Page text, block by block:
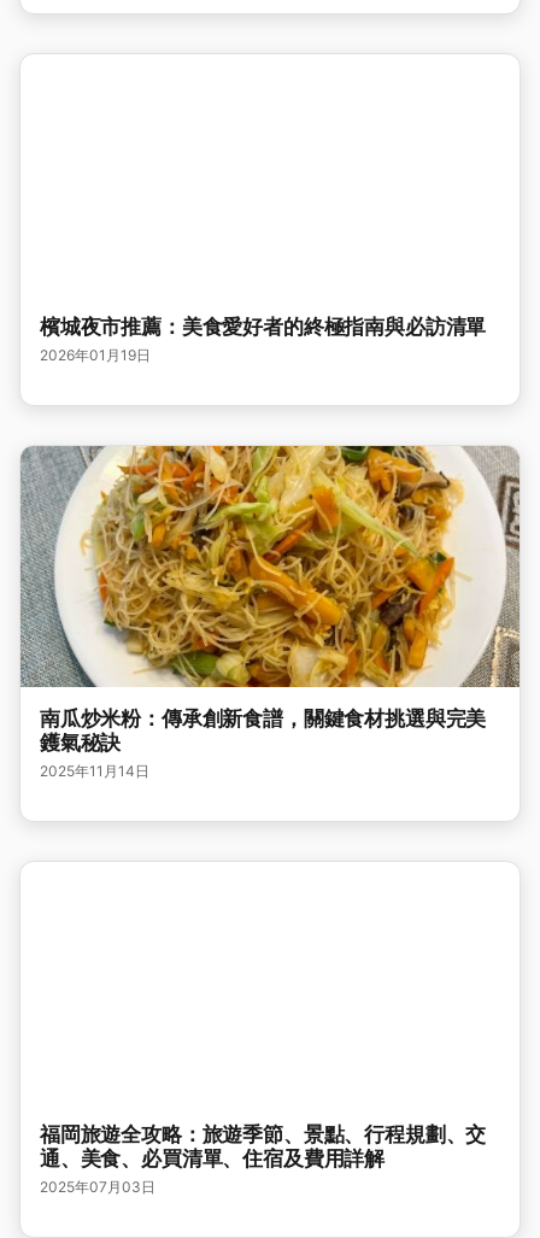
檳城夜市推薦：美食愛好者的終極指南與必訪清單
2026年01月19日
南瓜炒米粉：傳承創新食譜，關鍵食材挑選與完美
鑊氣秘訣
2025年11月14日
福岡旅遊全攻略：旅遊季節、景點、行程規劃、交
通、美食、必買清單、住宿及費用詳解
2025年07月03日